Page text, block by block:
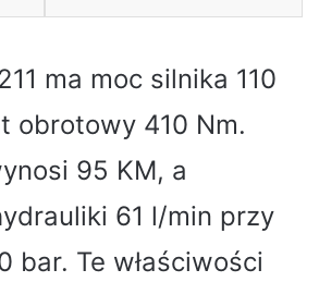
ma moc silnika 110
obrotowy 410 Nm.
95 KM, a
61 l/min przy
bar. Te właściwości